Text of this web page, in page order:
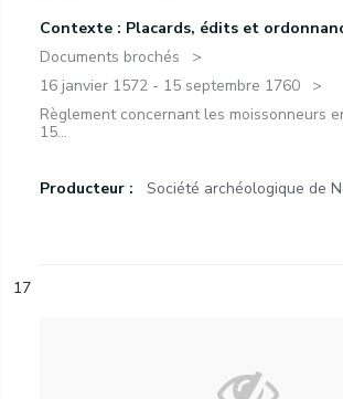
Contexte : Placards, édits et
Documents brochés
16 janvier 1572 - 15 septembre 1760
Règlement concernant les moissonneurs
15...
Producteur : Société archéologique de
17